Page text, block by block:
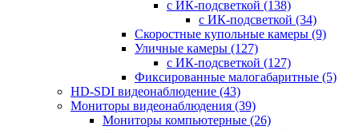
с ИК-подсветкой (138)
с ИК-подсветкой (34)
Скоростные купольные камеры (9)
Уличные камеры (127)
с ИК-подсветкой (127)
Фиксированные малогабаритные (5)
HD-SDI видеонаблюдение (43)
Мониторы видеонаблюдения (39)
Мониторы компьютерные (26)